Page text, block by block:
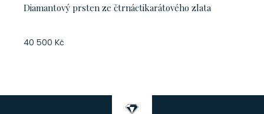
Diamantový prsten ze čtrnáctikarátového zlata
40 500 Kč